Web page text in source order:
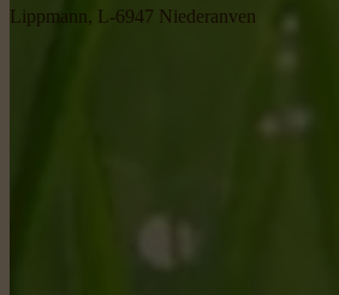
Lippmann, L-6947 Niederanven